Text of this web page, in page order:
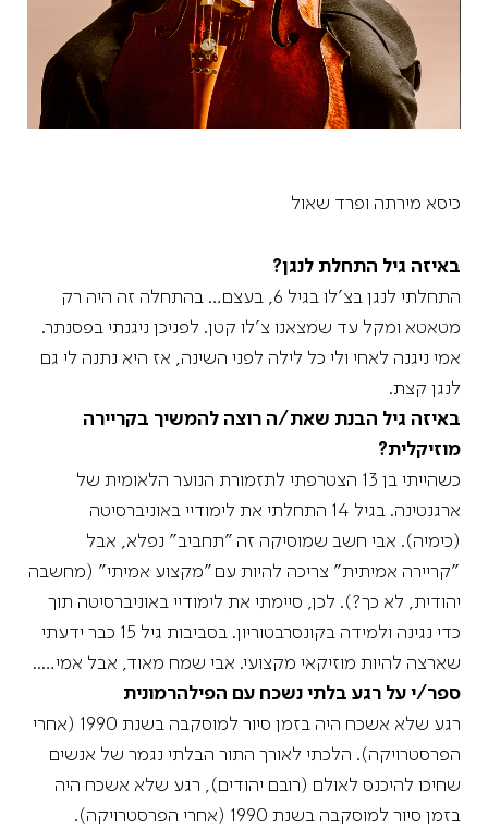
באיזה גיל התחלת לנגן?
התחלתי לנגן בצ'לו בגיל 6, בעצם… בהתחלה זה היה רק
מטאטא ומקל עד שמצאנו צ'לו קטן. לפניכן ניגנתי בפסנתר.
אמי ניגנה לאחי ולי כל לילה לפני השינה, אז היא נתנה לי גם
לנגן קצת.
באיזה גיל הבנת שאת/ה רוצה להמשיך בקריירה
מוזיקלית?
כשהייתי בן 13 הצטרפתי לתזמורת הנוער הלאומית של
ארגנטינה. בגיל 14 התחלתי את לימודיי באוניברסיטה
(כימיה). אבי חשב שמוסיקה זה "תחביב" נפלא, אבל
"קריירה אמיתית" צריכה להיות עם "מקצוע אמיתי" (מחשבה
יהודית, לא כך?). לכן, סיימתי את לימודיי באוניברסיטה תוך
כדי נגינה ולמידה בקונסרבטוריון. בסביבות גיל 15 כבר ידעתי
שארצה להיות מוזיקאי מקצועי. אבי שמח מאוד, אבל אמי…..
ספר/י על רגע בלתי נשכח עם הפילהרמונית
רגע שלא אשכח היה בזמן סיור למוסקבה בשנת 1990 (אחרי
הפרסטרויקה). הלכתי לאורך התור הבלתי נגמר של אנשים
שחיכו להיכנס לאולם (רובם יהודים), רגע שלא אשכח היה
בזמן סיור למוסקבה בשנת 1990 (אחרי הפרסטרויקה).
כיסא מירתה ופרד שאול